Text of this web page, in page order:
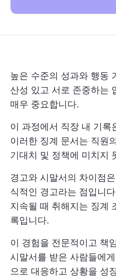
높은 수준의 성과와 행동
산성 있고 서로 존중하는
매우 중요합니다.
이 과정에서 직장 내 기록
이러한 징계 문서는 직원
기대치 및 정책에 미치지
경고와 시말서의 차이점
식적인 경고라는 점입니
지속될 때 취해지는 징계
록입니다.
이 경험을 전문적이고 책
시말서를 받은 사람들에
으로 대응하고 상황을 성